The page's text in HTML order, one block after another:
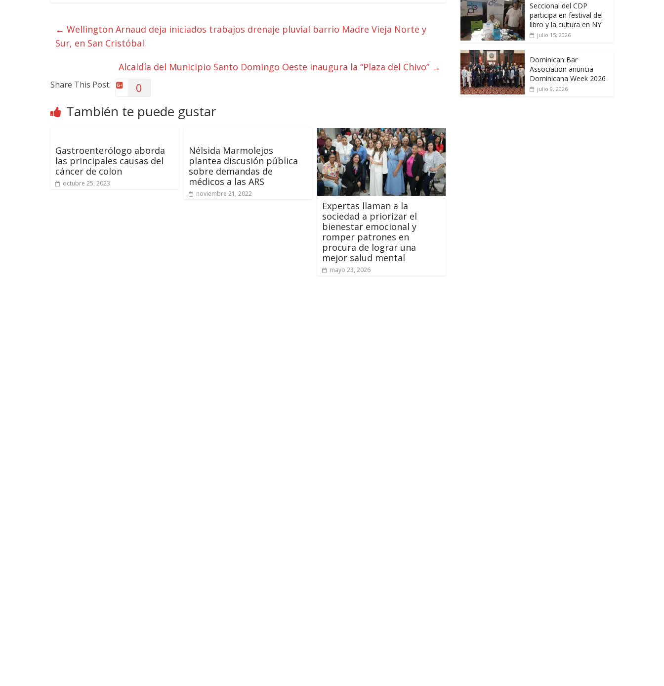
← Wellington Arnaud deja iniciados trabajos drenaje pluvial barrio Madre Vieja Norte y
Sur, en San Cristóbal
Alcaldía del Municipio Santo Domingo Oeste inaugura la “Plaza del Chivo” →
Share This Post: 0
También te puede gustar
Gastroenterólogo aborda
las principales causas del
cáncer de colon
octubre 25, 2023
Nélsida Marmolejos
plantea discusión pública
sobre demandas de
médicos a las ARS
noviembre 21, 2022
Expertas llaman a la
sociedad a priorizar el
bienestar emocional y
romper patrones en
procura de lograr una
mejor salud mental
mayo 23, 2026
Seccional del CDP
participa en festival del
libro y la cultura en NY
julio 15, 2026
Dominican Bar
Association anuncia
Dominicana Week 2026
julio 9, 2026